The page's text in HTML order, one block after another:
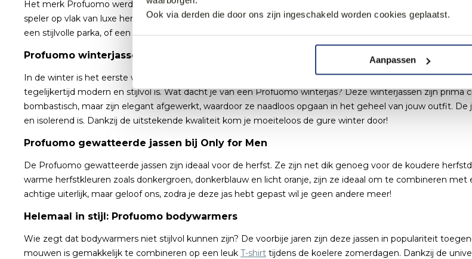
Ook via derden die door ons zijn ingeschakeld worden cookies geplaatst.
Aanpassen
Het merk Profuomo werd in 1934 opgericht door een Italiaanse familie. De originele Italiaanse flair is
speler op vlak van luxe herenmode. Bij Only for Men bieden we een mooi aanbod aan jassen,
een stijlvolle parka, of een bodywarmer: Profuomo heeft gegarandeerd wat je zoekt. Ontdek ons aanbod
Profuomo winterjassen: zo blijf je warm én stijlvol
In de winter is het eerste wat mensen zien vaak jouw jas. Daarom is het belangrijk om een mooie
tegelijkertijd modern en stijlvol is. Wat dacht je van een Profuomo winterjas? Deze winterjassen zijn prima
bombastisch, maar zijn elegant afgewerkt, waardoor ze naadloos opgaan in het geheel van jouw outfit.
en isolerend is. Dankzij de uitstekende kwaliteit kom je moeiteloos de gure winter door!
Profuomo gewatteerde jassen bij Only for Men
De Profuomo gewatteerde jassen zijn ideaal voor de herfst. Ze zijn net dik genoeg voor de koudere
warme herfstkleuren zoals donkergroen, donkerblauw en licht oranje, zijn ze ideaal om te combineren met
achtige uiterlijk, maar geloof ons, zodra je deze jas hebt gepast wil je geen andere meer!
Helemaal in stijl: Profuomo bodywarmers
Wie zegt dat bodywarmers niet stijlvol kunnen zijn? De voorbije jaren zijn deze jassen in populariteit
mouwen is gemakkelijk te combineren op een leuk T-shirt tijdens de koelere zomerdagen. Dankzij de